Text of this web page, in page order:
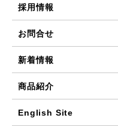
採用情報
お問合せ
新着情報
商品紹介
English Site